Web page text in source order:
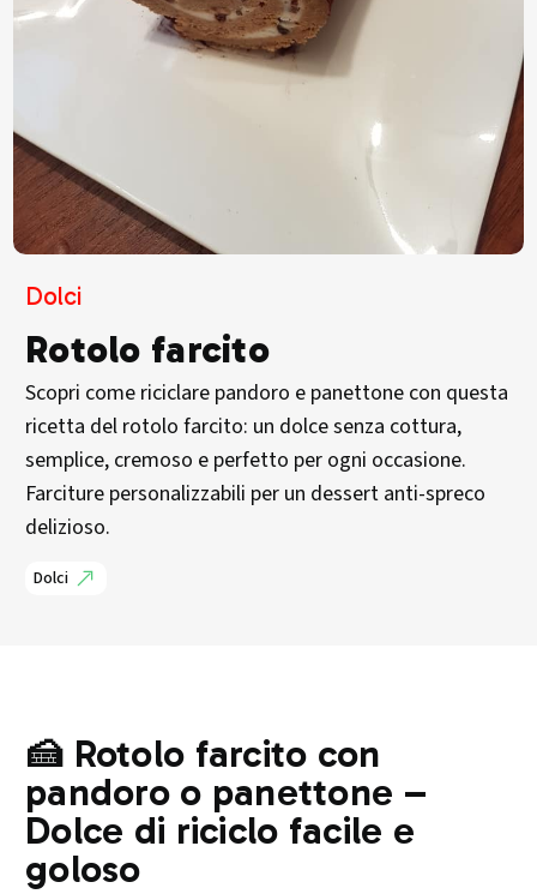
Dolci
Rotolo farcito
Scopri come riciclare pandoro e panettone con questa
ricetta del rotolo farcito: un dolce senza cottura,
semplice, cremoso e perfetto per ogni occasione.
Farciture personalizzabili per un dessert anti-spreco
delizioso.
Dolci
🍰 Rotolo farcito con
pandoro o panettone –
Dolce di riciclo facile e
goloso